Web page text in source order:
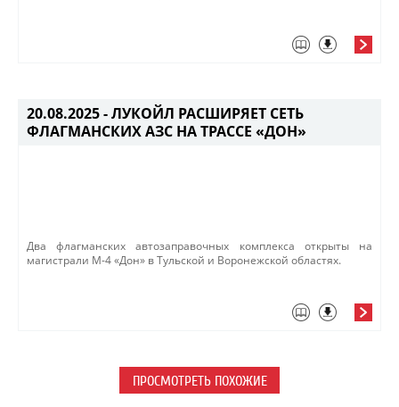
20.08.2025 -ЛУКОЙЛ РАСШИРЯЕТ СЕТЬ
ФЛАГМАНСКИХ АЗС НА ТРАССЕ «ДОН»
Два флагманских автозаправочных комплекса открыты на
магистрали М-4 «Дон» в Тульской и Воронежской областях.
ПРОСМОТРЕТЬ ПОХОЖИЕ